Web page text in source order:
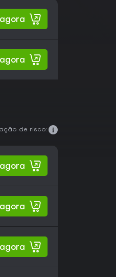
de risco: